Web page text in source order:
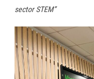
sector STEM”